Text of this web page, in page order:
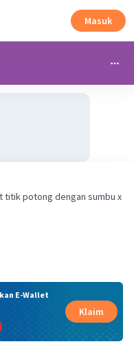
Masuk
titik potong dengan sumbu x
E-Wallet
Klaim